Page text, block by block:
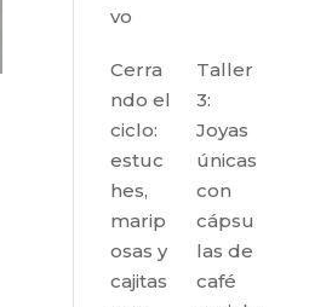
vo
Cerra
ndo el
ciclo:
estuc
hes,
marip
osas y
cajitas
Taller
3:
Joyas
únicas
con
cápsu
las de
café